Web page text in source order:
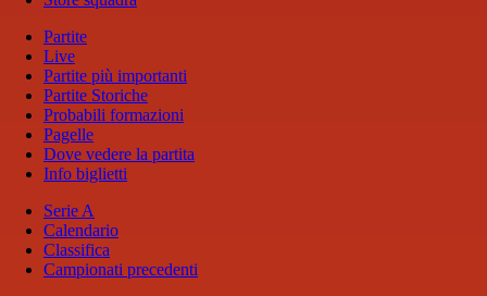
Partite
Live
Partite più importanti
Partite Storiche
Probabili formazioni
Pagelle
Dove vedere la partita
Info biglietti
Serie A
Calendario
Classifica
Campionati precedenti